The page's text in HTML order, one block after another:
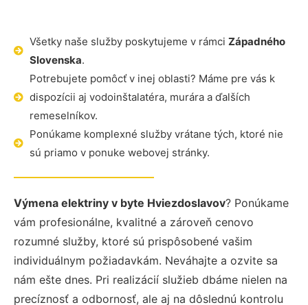
Všetky naše služby poskytujeme v rámci Západného
Slovenska.
Potrebujete pomôcť v inej oblasti? Máme pre vás k
dispozícii aj vodoinštalatéra, murára a ďalších
remeselníkov.
Ponúkame komplexné služby vrátane tých, ktoré nie
sú priamo v ponuke webovej stránky.
Výmena elektriny v byte Hviezdoslavov? Ponúkame
vám profesionálne, kvalitné a zároveň cenovo
rozumné služby, ktoré sú prispôsobené vašim
individuálnym požiadavkám. Neváhajte a ozvite sa
nám ešte dnes. Pri realizácií služieb dbáme nielen na
precíznosť a odbornosť, ale aj na dôslednú kontrolu